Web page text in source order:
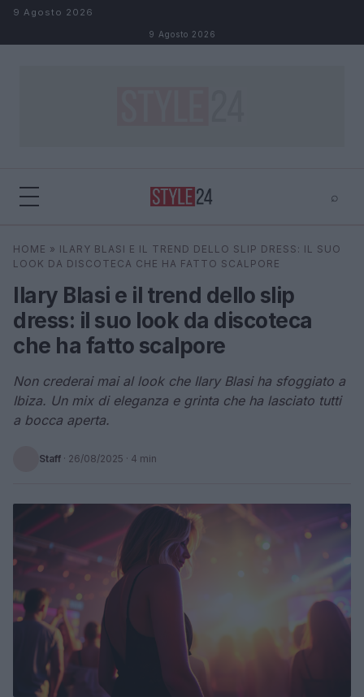
Salta al contenuto
9 Agosto 2026
9 Agosto 2026
⌕
Cerca ⌕ ×
HOME » ILARY BLASI E IL TREND DELLO SLIP DRESS: IL SUO
LOOK DA DISCOTECA CHE HA FATTO SCALPORE
Ilary Blasi e il trend dello slip
dress: il suo look da discoteca
che ha fatto scalpore
Non crederai mai al look che Ilary Blasi ha sfoggiato a
Ibiza. Un mix di eleganza e grinta che ha lasciato tutti
a bocca aperta.
Staff · 26/08/2025 · 4 min